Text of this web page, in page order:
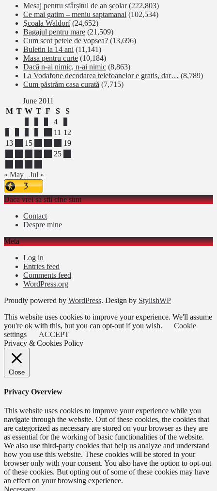
Mesaj pentru sfârșitul de an școlar (222,803)
Ce mai gatim – meniu saptamanal (102,534)
Şcoala Waldorf (24,652)
Bagajul pentru mare (21,509)
Cum scot petele de vopsea? (13,696)
Buletin la 14 ani (11,141)
Masa pentru curte (10,184)
Dacă n-ai nimic, n-ai nimic (8,863)
La Vodafone decodarea telefoanelor e gratis, dar… (8,789)
Cum păstrăm casa curată (7,715)
June 2011
M T W T F S
S
4
11 12
13
15
19
25
« May
Jul »
Daca vrei sa stii cine sunt
Contact
Despre mine
Meta
Log in
Entries feed
Comments feed
WordPress.org
Proudly powered by WordPress. Design by StylishWP
This website uses cookies to improve your experience. We'll assume
you're ok with this, but you can opt-out if you wish.
Cookie
settings
ACCEPT
Privacy & Cookies Policy
Close
Privacy Overview
This website uses cookies to improve your experience while you
navigate through the website. Out of these cookies, the cookies that
are categorized as necessary are stored on your browser as they are
as essential for the working of basic functionalities of the website.
We also use third-party cookies that help us analyze and understand
how you use this website. These cookies will be stored in your
browser only with your consent. You also have the option to opt-out
of these cookies. But opting out of some of these cookies may have
an effect on your browsing experience.
Necessary